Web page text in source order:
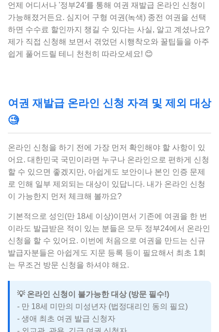
언제 어디서나 '정부24'를 통해 여권 재발급 온라인 신청이
가능해졌거든요. 심지어 구형 여권(녹색) 종전 여권을 선택
하면 수수료 할인까지 챙길 수 있다는 사실, 알고 계셨나요?
제가 직접 신청해 보면서 겪었던 시행착오와 꿀팁들을 아주
쉽게 풀어드릴 테니 천천히 따라오세요! 😊
여권 재발급 온라인 신청 자격 및 제외 대상
🧐
온라인 신청을 하기 전에 가장 먼저 확인해야 할 사항이 있
어요. 대한민국 국민이라면 누구나 온라인으로 편하게 신청
할 수 있으면 좋겠지만, 아쉽게도 보안이나 본인 인증 문제
로 인해 일부 제외되는 대상이 있답니다. 내가 온라인 신청
이 가능한지 먼저 체크해 볼까요?
기본적으로 성인(만 18세 이상)이면서 기존에 여권을 한 번
이라도 발급받은 적이 있는 분들은 모두 정부24에서 온라인
신청을 할 수 있어요. 이번에 처음으로 여권을 만드는 신규
발급자분들은 아쉽게도 지문 등록 등이 필요해서 최초 1회
는 무조건 방문 신청을 하셔야 해요.
💡 온라인 신청이 불가능한 대상 (방문 필수!)
- 만 18세 미만의 미성년자 (법정대리인 동의 필요)
- 생애 최초 여권 발급 신청자